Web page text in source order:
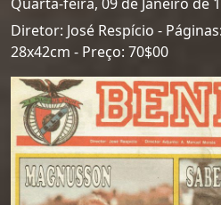
Quarta-feira, 09 de Janeiro de
Diretor: José Respício -
28x42cm - Preço: 70$00